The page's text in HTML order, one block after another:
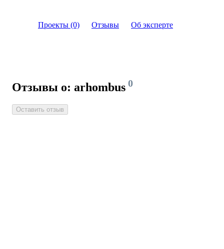
Проекты (0) Отзывы Об эксперте
Отзывы о: arhombus 0
Оставить отзыв